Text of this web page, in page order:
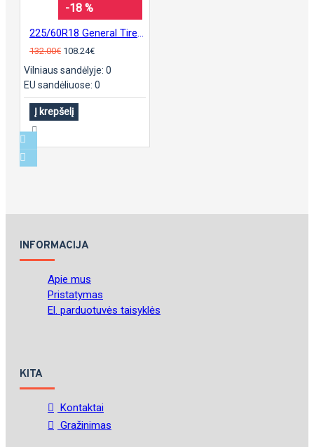
-18 %
132.00€ 108.24€
Vilniaus sandėlyje: 0
EU sandėliuose: 0
Į krepšelį
INFORMACIJA
Apie mus
Pristatymas
El. parduotuvės taisyklės
KITA
Kontaktai
Gražinimas